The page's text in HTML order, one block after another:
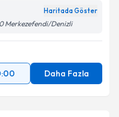
Haritada Göster
Merkezefendi/Denizli
Daha Fazla